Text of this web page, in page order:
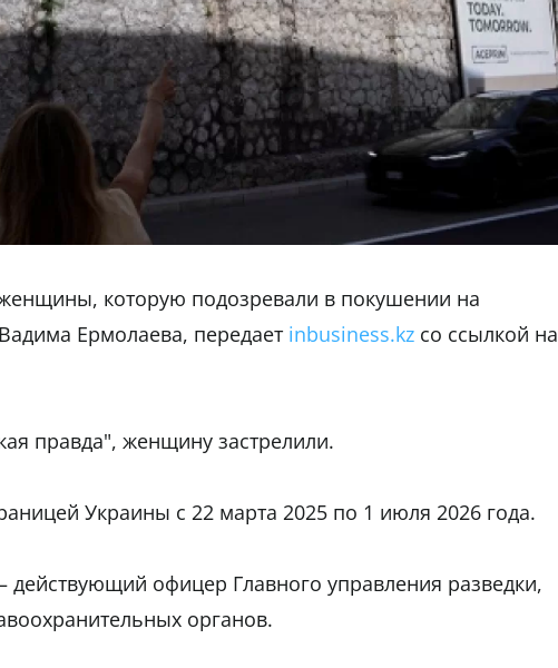
которую подозревали в покушении на
Ермолаева, передает inbusiness.kz со ссылкой на
правда", женщину застрелили.
Украины с 22 марта 2025 по 1 июля 2026 года.
офицер Главного управления разведки,
органов.